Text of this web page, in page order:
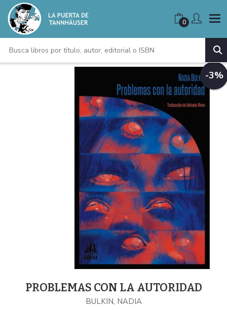
0
-3%
PROBLEMAS CON LA AUTORIDAD
BULKIN, NADIA